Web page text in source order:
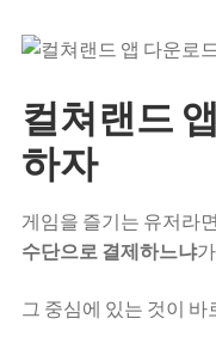
컬쳐랜드
하자
게임을 즐기는 유저라
수단으로 결제하느냐
그 중심에 있는 것이 바